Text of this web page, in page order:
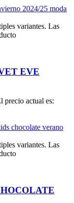
variantes. Las
EVE
precio actual es:
variantes. Las